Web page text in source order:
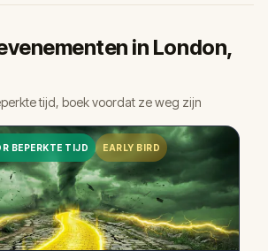
in London,
tijd, boek voordat ze weg zijn
BEPERKTE TIJD EARLY BIRD